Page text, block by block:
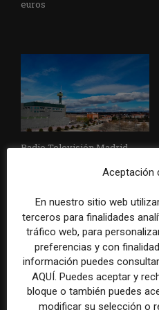
euros
Radio Televisión Madrid
control para el uso de la
DEJA UNA RESPUESTA
Aceptación
En nuestro sitio web
terceros para finalidades
tráfico web, para
preferencias y con
información puedes
AQUÍ. Puedes aceptar y
bloque o también puedes
modificar su selección o